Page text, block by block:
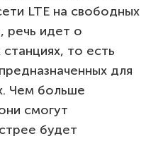
LTE на свободных
речь идет о
то есть
для
Чем больше
смогут
будет